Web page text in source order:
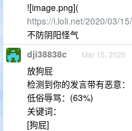
![image.png](
https://i.loli.net/2020/03/
不防阴阳怪气
dji38838c Mar 15, 2020
放狗屁
检测到你的发言带有恶意：
低俗辱骂：(63%)
关键词：
[狗屁]